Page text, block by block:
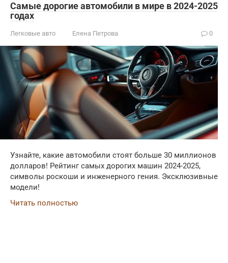
Самые дорогие автомобили в мире в 2024-2025
годах
Легковые авто Елена Петрова 0
Узнайте, какие автомобили стоят больше 30 миллионов
долларов! Рейтинг самых дорогих машин 2024-2025,
символы роскоши и инженерного гения. Эксклюзивные
модели!
Читать полностью